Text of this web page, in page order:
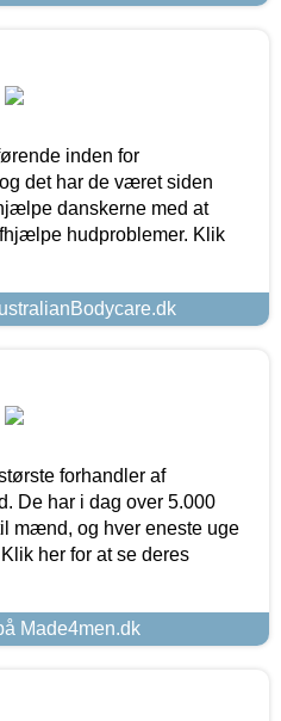
inden for
det har de været siden
danskerne med at
hudproblemer. Klik
forhandler af
De har i dag over 5.000
mænd, og hver eneste uge
her for at se deres
Made4men.dk